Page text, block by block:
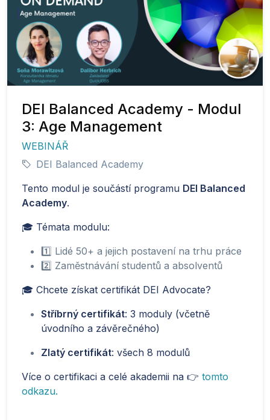
DEI Balanced Academy - Modul
3: Age Management
WEBINÁŘ
DEI Balanced Academy
Tento modul je součástí programu DEI Balanced
Academy.
🎓 Témata modulu:
1️⃣ Lidé 50+ a jejich postavení na trhu práce
2️⃣ Zaměstnávání studentů a absolventů
🎓 Chcete získat certifikát DEI Advocate?
Stříbrný certifikát: 3 moduly (včetně
úvodního a závěrečného)
Zlatý certifikát: všech 8 modulů
Více o certifikaci a celé akademii na 👉 tomto
odkazu.